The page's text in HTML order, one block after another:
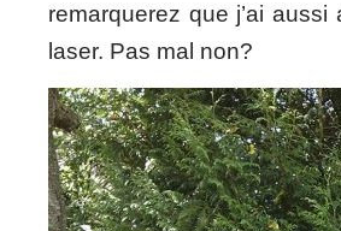
remarquerez que j’ai
laser. Pas mal non?